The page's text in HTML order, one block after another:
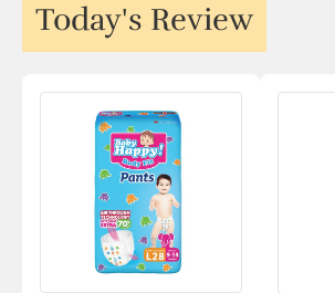
Today's Review